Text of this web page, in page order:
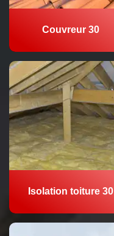
Couvreur 30
Isolation toiture 30